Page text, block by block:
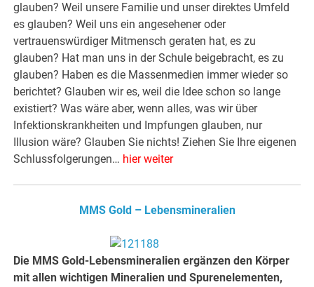
glauben? Weil unsere Familie und unser direktes Umfeld
es glauben? Weil uns ein angesehener oder
vertrauenswürdiger Mitmensch geraten hat, es zu
glauben? Hat man uns in der Schule beigebracht, es zu
glauben? Haben es die Massenmedien immer wieder so
berichtet? Glauben wir es, weil die Idee schon so lange
existiert? Was wäre aber, wenn alles, was wir über
Infektionskrankheiten und Impfungen glauben, nur
Illusion wäre? Glauben Sie nichts! Ziehen Sie Ihre eigenen
Schlussfolgerungen… hier weiter
MMS Gold – Lebensmineralien
Die MMS Gold-Lebensmineralien ergänzen den Körper
mit allen wichtigen Mineralien und Spurenelementen,